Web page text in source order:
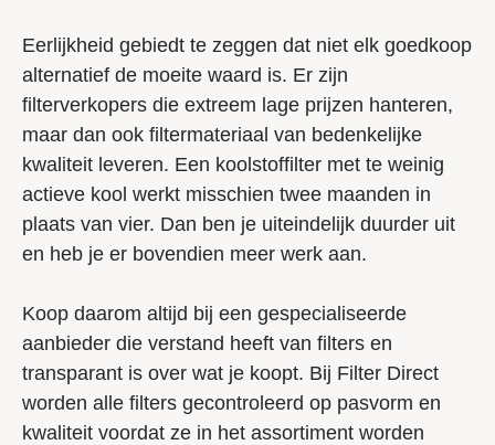
Eerlijkheid gebiedt te zeggen dat niet elk goedkoop
alternatief de moeite waard is. Er zijn
filterverkopers die extreem lage prijzen hanteren,
maar dan ook filtermateriaal van bedenkelijke
kwaliteit leveren. Een koolstoffilter met te weinig
actieve kool werkt misschien twee maanden in
plaats van vier. Dan ben je uiteindelijk duurder uit
en heb je er bovendien meer werk aan.
Koop daarom altijd bij een gespecialiseerde
aanbieder die verstand heeft van filters en
transparant is over wat je koopt. Bij Filter Direct
worden alle filters gecontroleerd op pasvorm en
kwaliteit voordat ze in het assortiment worden